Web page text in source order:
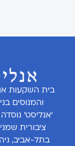
בית השקעות
והמנוסים
ציבורית
בתל-אביב,